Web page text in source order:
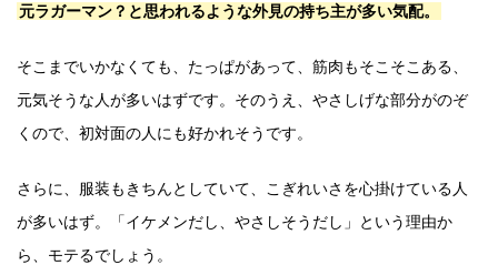
元ラガーマン？と思われるような外見の持ち主が多い気配。
そこまでいかなくても、たっぱがあって、筋肉もそこそこある、
元気そうな人が多いはずです。そのうえ、やさしげな部分がのぞ
くので、初対面の人にも好かれそうです。
さらに、服装もきちんとしていて、こぎれいさを心掛けている人
が多いはず。「イケメンだし、やさしそうだし」という理由か
ら、モテるでしょう。